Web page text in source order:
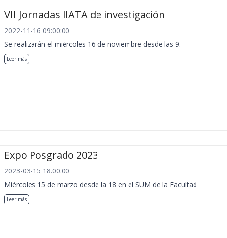
VII Jornadas IIATA de investigación
2022-11-16 09:00:00
Se realizarán el miércoles 16 de noviembre desde las 9.
Leer más
Expo Posgrado 2023
2023-03-15 18:00:00
Miércoles 15 de marzo desde la 18 en el SUM de la Facultad
Leer más